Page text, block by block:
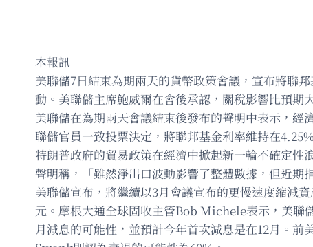
本報訊
美聯儲7日結束為期兩天的貨幣政策會議，宣布將聯
動。美聯儲主席鮑威爾在會後承認，關稅影響比預期
美聯儲在為期兩天會議結束後發布的聲明中表示，
聯儲官員一致投票決定，將聯邦基金利率維持在
特朗普政府的貿易政策在經濟中掀起新一輪不確定
聲明稱，「雖然淨出口波動影響了整體數據，但近期
美聯儲宣布，將繼續以3月會議宣布的更慢速度縮減
元。摩根大通全球固收主管Bob Michele表示，美
月減息的可能性，並預計今年首次減息是在12月。